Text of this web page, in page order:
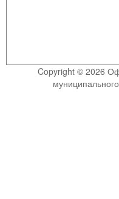
Copyright © 2026